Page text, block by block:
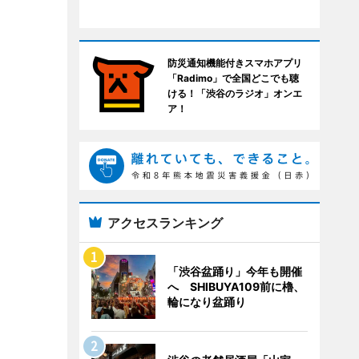
防災通知機能付きスマホアプリ
「Radimo」で全国どこでも聴
ける！「渋谷のラジオ」オンエ
ア！
アクセスランキング
「渋谷盆踊り」今年も開催
へ SHIBUYA109前に櫓、
輪になり盆踊り